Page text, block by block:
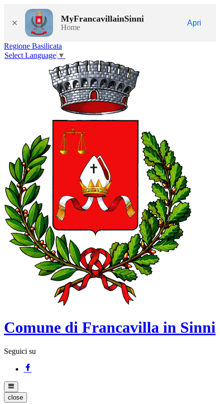
× MyFrancavillainSinni
Home
Apri
Regione Basilicata
Select Language ▼
Comune di Francavilla in Sinni
Seguici su
close